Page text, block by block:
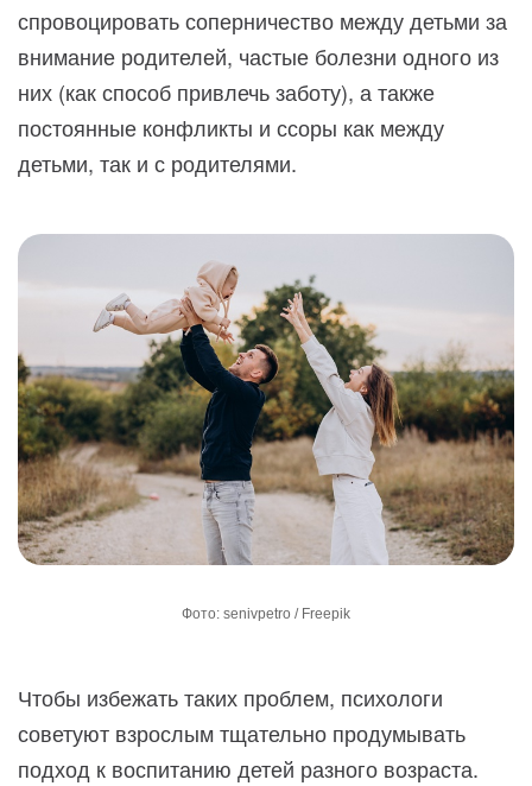
спровоцировать соперничество между детьми за
внимание родителей, частые болезни одного из
них (как способ привлечь заботу), а также
постоянные конфликты и ссоры как между
детьми, так и с родителями.
Фото: senivpetro / Freepik
Чтобы избежать таких проблем, психологи
советуют взрослым тщательно продумывать
подход к воспитанию детей разного возраста.